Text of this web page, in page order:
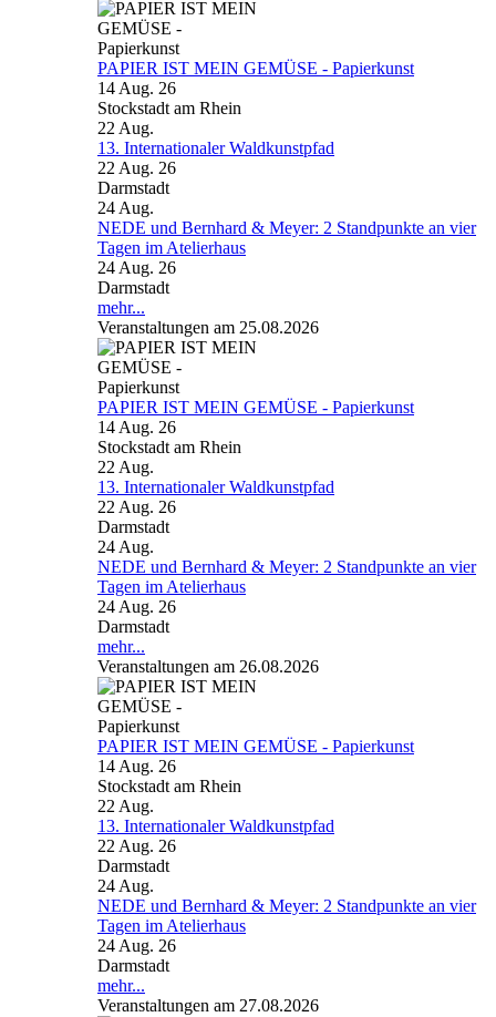
PAPIER IST MEIN GEMÜSE - Papierkunst
14 Aug. 26
Stockstadt am Rhein
22Aug.
13. Internationaler Waldkunstpfad
22 Aug. 26
Darmstadt
24Aug.
NEDE und Bernhard & Meyer: 2 Standpunkte an vier
Tagen im Atelierhaus
24 Aug. 26
Darmstadt
mehr...
Veranstaltungen am 25.08.2026
PAPIER IST MEIN GEMÜSE - Papierkunst
14 Aug. 26
Stockstadt am Rhein
22Aug.
13. Internationaler Waldkunstpfad
22 Aug. 26
Darmstadt
24Aug.
NEDE und Bernhard & Meyer: 2 Standpunkte an vier
Tagen im Atelierhaus
24 Aug. 26
Darmstadt
mehr...
Veranstaltungen am 26.08.2026
PAPIER IST MEIN GEMÜSE - Papierkunst
14 Aug. 26
Stockstadt am Rhein
22Aug.
13. Internationaler Waldkunstpfad
22 Aug. 26
Darmstadt
24Aug.
NEDE und Bernhard & Meyer: 2 Standpunkte an vier
Tagen im Atelierhaus
24 Aug. 26
Darmstadt
mehr...
Veranstaltungen am 27.08.2026